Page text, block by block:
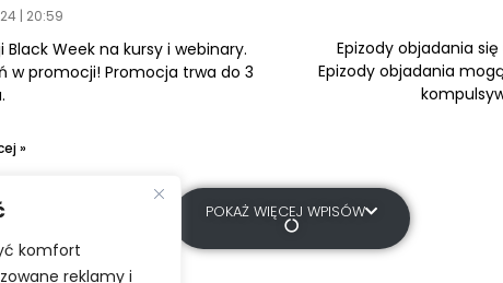
komfort
reklamy i
20:59
Week na kursy i webinary.
w promocji! Promocja trwa do 3
»
Epizody objadania
Epizody objadania
POKAŻ WIĘCEJ WPISÓW